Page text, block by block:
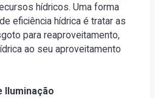
hídricos. Uma forma
eficiência hídrica é tratar as
para reaproveitamento,
ao seu aproveitamento
Iluminação